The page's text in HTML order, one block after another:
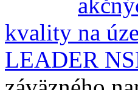
kvality na
LEADER